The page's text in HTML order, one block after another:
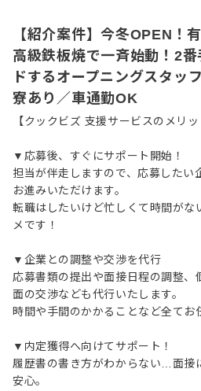
【紹介案件】今冬OPEN！
高級鉄板焼で一斉始動！2
ドするオープニングスタッ
寮あり／車通勤OK
【クックビズ 支援サービスのメリッ
▼応募後、すぐにサポート開始！
担当が伴走しますので、応募したい
お進みいただけます。
転職はしたいけど忙しくて時間が
メです！
▼企業との調整や交渉を代行
応募書類の提出や面接日程の調整、
面の交渉なども代行いたします。
時間や手間のかかることなど全てお
▼内定獲得へ向けてサポート！
履歴書の書き方がわからない…面接
安心。